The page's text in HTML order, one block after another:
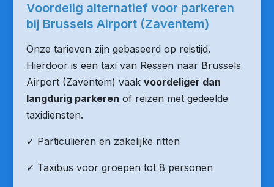
Voordelig alternatief voor parkeren
bij Brussels Airport (Zaventem)
Onze tarieven zijn gebaseerd op reistijd.
Hierdoor is een taxi van Ressen naar Brussels
Airport (Zaventem) vaak voordeliger dan
langdurig parkeren of reizen met gedeelde
taxidiensten.
✓ Particulieren en zakelijke ritten
✓ Taxibus voor groepen tot 8 personen